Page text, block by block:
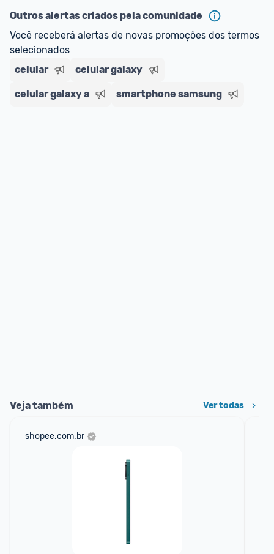
Outros alertas criados pela comunidade
Você receberá alertas de novas promoções dos termos
selecionados
celular
celular galaxy
celular galaxy a smartphone samsung
Veja também Ver todas
shopee.com.br